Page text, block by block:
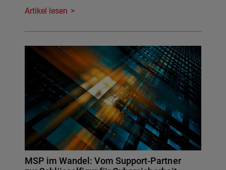
Artikel lesen
MSP im Wandel: Vom Support-Partner